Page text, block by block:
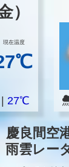
）
現在温度
27℃
慶良間空
雨雲レー